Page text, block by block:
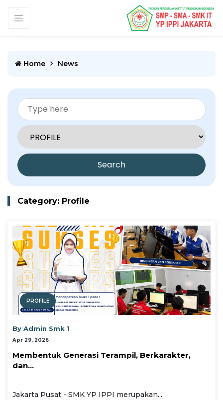
Home News
Search
Category: Profile
PROFILE
By Admin Smk 1
Apr 29, 2026
Membentuk Generasi Terampil, Berkarakter,
dan...
Jakarta Pusat - SMK YP IPPI merupakan...